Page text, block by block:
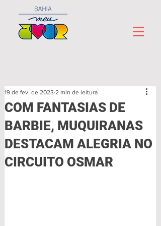
COM FANTASIAS DE
BARBIE, MUQUIRANAS
DESTACAM ALEGRIA NO
CIRCUITO OSMAR
19 de fev. de 2023 2 min de leitura